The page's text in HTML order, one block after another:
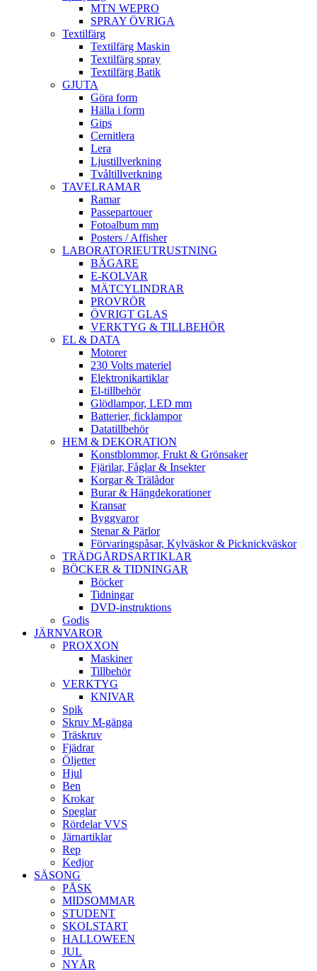
MTN WEPRO
SPRAY ÖVRIGA
Textilfärg
Textilfärg Maskin
Textilfärg spray
Textilfärg Batik
GJUTA
Göra form
Hälla i form
Gips
Cernitlera
Lera
Ljustillverkning
Tvåltillverkning
TAVELRAMAR
Ramar
Passepartouer
Fotoalbum mm
Posters / Affisher
LABORATORIEUTRUSTNING
BÄGARE
E-KOLVAR
MÄTCYLINDRAR
PROVRÖR
ÖVRIGT GLAS
VERKTYG & TILLBEHÖR
EL & DATA
Motorer
230 Volts materiel
Elektronikartiklar
El-tillbehör
Glödlampor, LED mm
Batterier, ficklampor
Datatillbehör
HEM & DEKORATION
Konstblommor, Frukt & Grönsaker
Fjärilar, Fåglar & Insekter
Korgar & Trälådor
Burar & Hängdekorationer
Kransar
Byggvaror
Stenar & Pärlor
Förvaringspåsar, Kylväskor & Picknickväskor
TRÄDGÅRDSARTIKLAR
BÖCKER & TIDNINGAR
Böcker
Tidningar
DVD-instruktions
Godis
JÄRNVAROR
PROXXON
Maskiner
Tillbehör
VERKTYG
KNIVAR
Spik
Skruv M-gänga
Träskruv
Fjädrar
Öljetter
Hjul
Ben
Krokar
Speglar
Rördelar VVS
Järnartiklar
Rep
Kedjor
SÄSONG
PÅSK
MIDSOMMAR
STUDENT
SKOLSTART
HALLOWEEN
JUL
NYÅR